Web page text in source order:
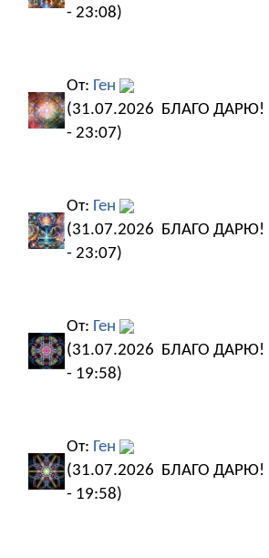
- 23:08)
От: Ген
(31.07.2026
- 23:07)
БЛАГО ДАРЮ!
От: Ген
(31.07.2026
- 23:07)
БЛАГО ДАРЮ!
От: Ген
(31.07.2026
- 19:58)
БЛАГО ДАРЮ!
От: Ген
(31.07.2026
- 19:58)
БЛАГО ДАРЮ!